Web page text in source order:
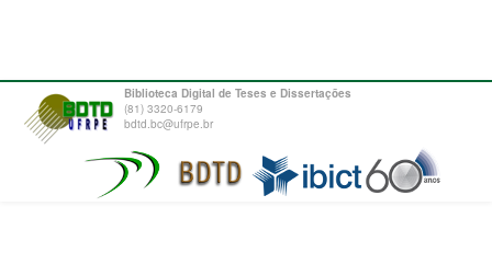
Biblioteca Digital de Teses e Dissertações
(81) 3320-6179
bdtd.bc@ufrpe.br